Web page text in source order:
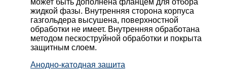
жидкой фазы. Внутренняя сторона корпуса
газгольдера высушена, поверхностной
обработки не имеет. Внутренняя обработана
методом пескоструйной обработки и покрыта
защитным слоем.
Анодно-катодная защита